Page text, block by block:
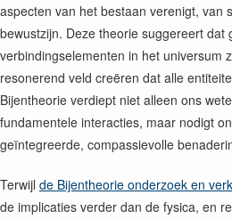
aspecten van het bestaan verenigt, van
bewustzijn. Deze theorie suggereert dat
verbindingselementen in het universum
resonerend veld creëren dat alle
Bijentheorie verdiept niet alleen ons
fundamentele interacties, maar nodigt
geïntegreerde, compassievolle
Terwijl de Bijentheorie onderzoek en
de implicaties verder dan de fysica, en